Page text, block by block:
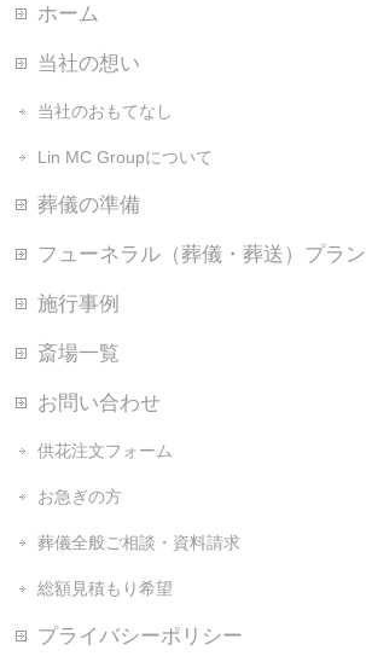
ホーム
当社の想い
当社のおもてなし
Lin MC Groupについて
葬儀の準備
フューネラル（葬儀・葬送）プラン
施行事例
斎場一覧
お問い合わせ
供花注文フォーム
お急ぎの方
葬儀全般ご相談・資料請求
総額見積もり希望
プライバシーポリシー